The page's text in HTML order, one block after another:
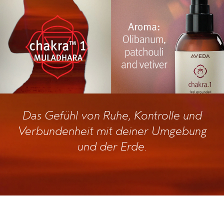
Das Gefühl von Ruhe, Kontrolle und
Verbundenheit mit deiner Umgebung
und der Erde.